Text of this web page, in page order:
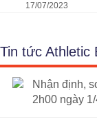
17/07/2023
Tin tức Athletic
Nhận định,
2h00 ngày